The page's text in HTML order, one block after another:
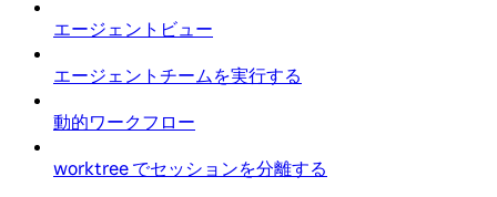
エージェントビュー
エージェントチームを実行する
動的ワークフロー
worktree でセッションを分離する